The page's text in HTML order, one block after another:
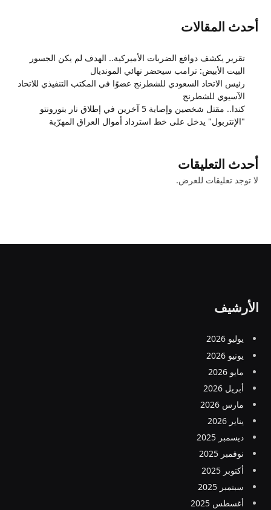
أحدث المقالات
تقرير يكشف دوافع الضربات الأميركية.. الهدف لم يكن الجسور
البيت الأبيض: ترامب سيحضر نهائي المونديال
رئيس الاتحاد السعودي للشطرنج عضوًا في المكتب التنفيذي للاتحاد
الآسيوي للشطرنج
كندا.. مقتل شخصين وإصابة 5 آخرين في إطلاق نار بتورونتو
"الإنتربول" يدخل على خط استرداد أموال العراق المهرّبة
أحدث التعليقات
لا توجد تعليقات للعرض.
الأرشيف
يوليو 2026
يونيو 2026
مايو 2026
أبريل 2026
مارس 2026
يناير 2026
ديسمبر 2025
نوفمبر 2025
أكتوبر 2025
سبتمبر 2025
أغسطس 2025